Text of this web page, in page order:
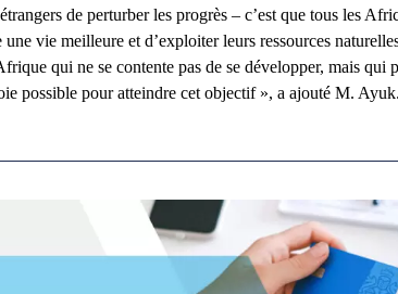
de perturber les progrès – c’est que tous les
vie meilleure et d’exploiter leurs ressources
qui ne se contente pas de se développer, mais qui
possible pour atteindre cet objectif », a ajouté M. Ayuk.